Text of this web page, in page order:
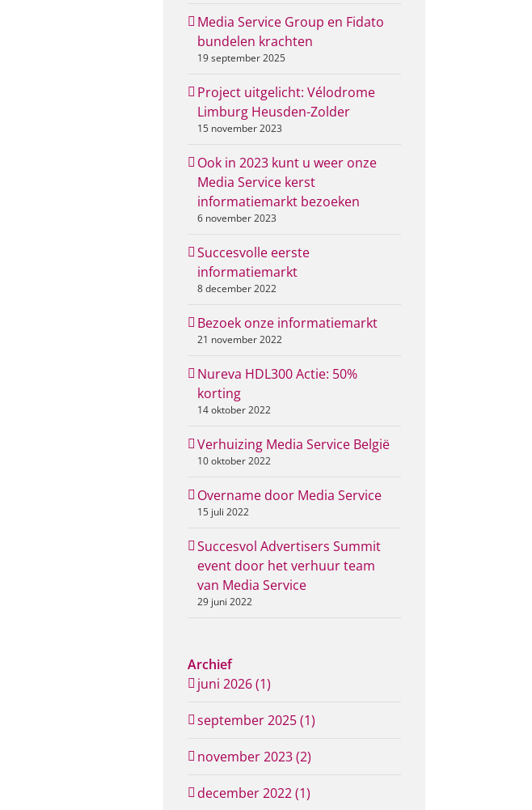
Media Service Group en Fidato
bundelen krachten
19 september 2025
Project uitgelicht: Vélodrome
Limburg Heusden-Zolder
15 november 2023
Ook in 2023 kunt u weer onze
Media Service kerst
informatiemarkt bezoeken
6 november 2023
Succesvolle eerste
informatiemarkt
8 december 2022
Bezoek onze informatiemarkt
21 november 2022
Nureva HDL300 Actie: 50%
korting
14 oktober 2022
Verhuizing Media Service België
10 oktober 2022
Overname door Media Service
15 juli 2022
Succesvol Advertisers Summit
event door het verhuur team
van Media Service
29 juni 2022
Archief
juni 2026 (1)
september 2025 (1)
november 2023 (2)
december 2022 (1)